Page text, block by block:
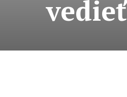
vedieť